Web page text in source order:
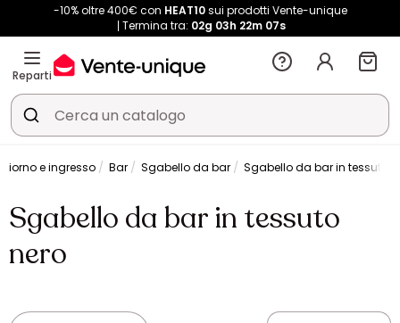
-10% oltre 400€ con HEAT10sui prodotti Vente-unique
Termina tra: 02g 03h 22m 06s
Reparti
e ingresso Bar Sgabello da bar Sgabello da bar in tessuto
Sgabello da bar in tessuto
nero